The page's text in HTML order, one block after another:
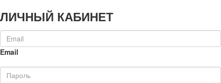
ЛИЧНЫЙ КАБИНЕТ
Email